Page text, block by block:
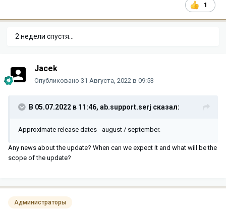
1
2 недели спустя...
Jacek
Опубликовано 31 Августа, 2022 в 09:53
В 05.07.2022 в 11:46, ab.support.serj сказал:
Approximate release dates - august / september.
Any news about the update? When can we expect it and what will be the
scope of the update?
Администраторы